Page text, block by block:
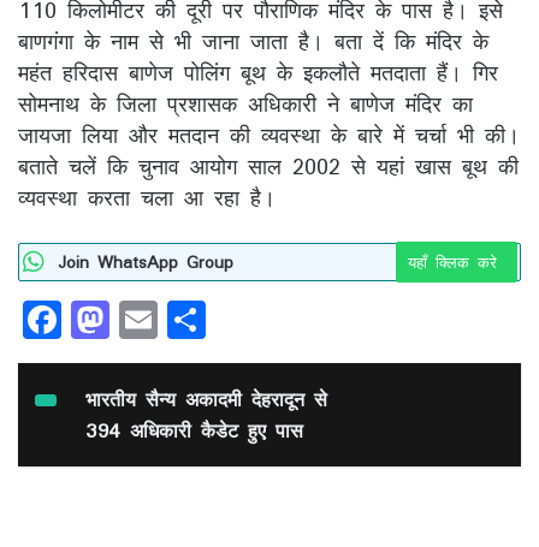
110 किलोमीटर की दूरी पर पौराणिक मंदिर के पास है। इसे
बाणगंगा के नाम से भी जाना जाता है। बता दें कि मंदिर के
महंत हरिदास बाणेज पोलिंग बूथ के इकलौते मतदाता हैं। गिर
सोमनाथ के जिला प्रशासक अधिकारी ने बाणेज मंदिर का
जायजा लिया और मतदान की व्यवस्था के बारे में चर्चा भी की।
बताते चलें कि चुनाव आयोग साल 2002 से यहां खास बूथ की
व्यवस्था करता चला आ रहा है।
Join WhatsApp Group यहाँ क्लिक करे
F
a
b
M
a
st
o
d
E
m
ai
l
h
ar
e
भारतीय सैन्य अकादमी देहरादून से
394 अधिकारी कैडेट हुए पास